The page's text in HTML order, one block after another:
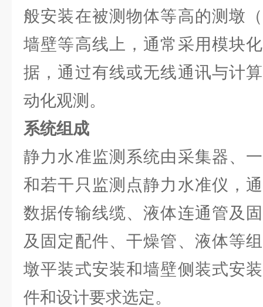
般安装在被测物体等高的测墩
墙壁等高线上，通常采用模块
据，通过有线或无线通讯与计
动化观测。
系统组成
静力水准监测系统由采集器、
和若干只监测点静力水准仪，
数据传输线缆、液体连通管及
及固定配件、干燥管、液体等
墩平装式安装和墙壁侧装式安
件和设计要求选定。